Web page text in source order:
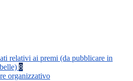
relativi ai premi (da pubblicare in
8
organizzativo